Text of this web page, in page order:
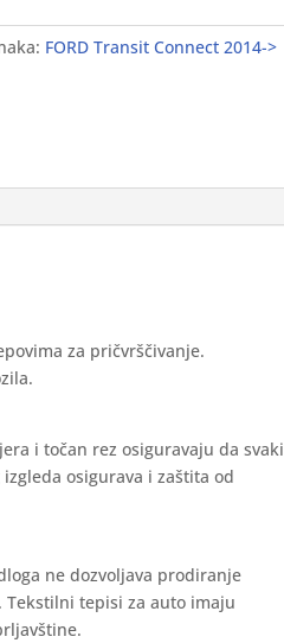
FORD Transit Connect 2014->
za pričvrščivanje.
i točan rez osiguravaju da svaki
osigurava i zaštita od
ne dozvoljava prodiranje
tepisi za auto imaju